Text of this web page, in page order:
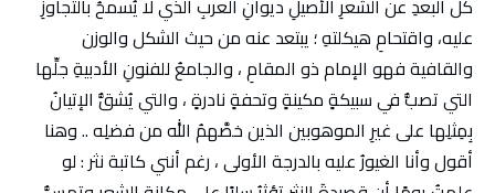
عليه، واقتحامِ هيكلتهِ ؛ يبتعد عنه من حيث الشكل والوزن
والقافية فهو الإمام ذو المقامِ ، والجامعُ للفنونِ الأدبيةِ جلِّها
التي تصبُّ في سبيكةٍ مكينةٍ وتحفةٍ نادرةٍ ، والتي يُشقُّ الإتيانُ
بِمِثلِها على غيرِ الموهوبين الذين خصّٓهمُ الله من فضلِه .. وهنا
أقول وأنا الغيورُ عليه بالدرجة الأولى ، رغم أنني كاتبة نثر : لو